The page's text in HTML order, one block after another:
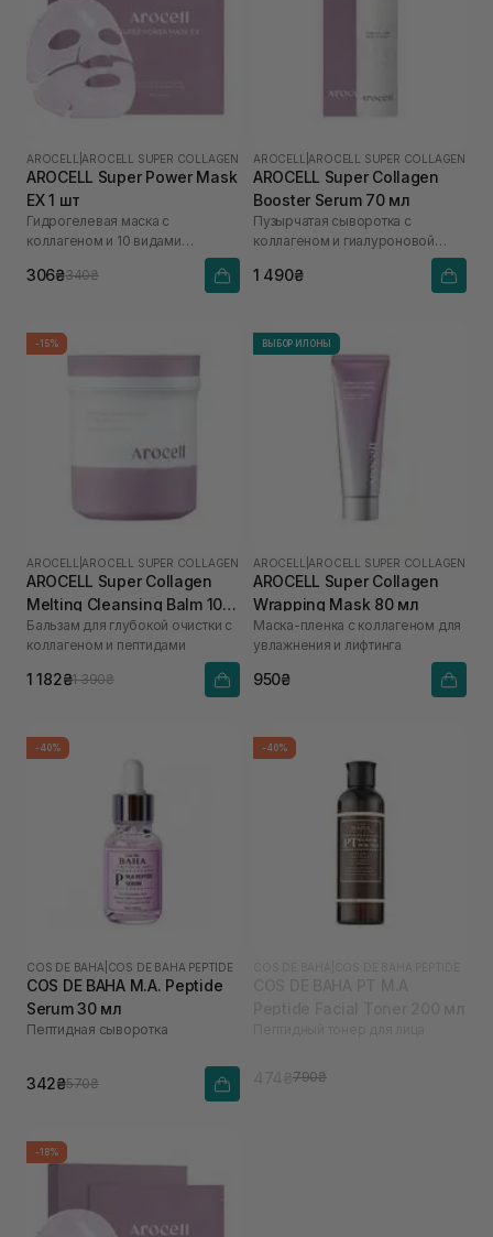
AROCELL AROCELL SUPER COLLAGEN
AROCELL Super Power Mask
EX 1 шт
Гидрогелевая маска с
коллагеном и 10 видами
306₴340₴
AROCELL AROCELL SUPER COLLAGEN
AROCELL Super Collagen
Booster Serum 70 мл
Пузырчатая сыворотка с
коллагеном и гиалуроновой
1 490₴
-15%
AROCELL AROCELL SUPER COLLAGEN
AROCELL Super Collagen
Melting Cleansing Balm 100
г
Бальзам для глубокой очистки с
коллагеном и пептидами
1 182₴1 390₴
ВЫБОР ИЛОНЫ
AROCELL AROCELL SUPER COLLAGEN
AROCELL Super Collagen
Wrapping Mask 80 мл
Маска-пленка с коллагеном для
увлажнения и лифтинга
950₴
-40%
COS DE BAHA COS DE BAHA PEPTIDE
COS DE BAHA M.A. Peptide
Serum 30 мл
Пептидная сыворотка
342₴570₴
-40%
790₴
-18%